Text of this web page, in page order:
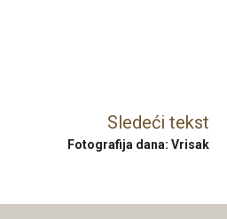
Sledeći tekst
Fotografija dana: Vrisak